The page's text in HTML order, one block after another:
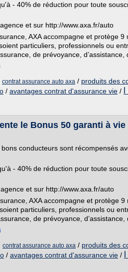
- 40% de réduction pour toute
et sur http://www.axa.fr/auto
AXA accompagne et protège 9
particuliers, professionnels ou
de prévoyance, d’assistance,
contrat assurance auto axa / produits des
/ avantages contrat d'assurance vie /
le Bonus 50 garanti à
bons conducteurs sont récompensés
- 40% de réduction pour toute
et sur http://www.axa.fr/auto
AXA accompagne et protège
particuliers, professionnels ou
de prévoyance, d’assistance,
contrat assurance auto axa / produits des
/ avantages contrat d'assurance vie /